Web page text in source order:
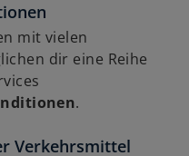
mit vielen
dir eine Reihe
.
Verkehrsmittel